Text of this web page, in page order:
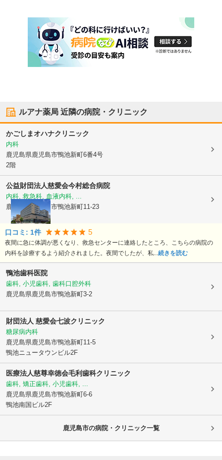
ルアナ薬局 近隣の病院・クリニック
かごしまオハナクリニック
内科
鹿児島県鹿児島市鴨池新町6番4号
2階
公益財団法人慈愛会今村総合病院
内科, 救急科, 血液内科, ...
鹿児島県鹿児島市鴨池新町11-23
口コミ: 1件 5
夜間に急に体調が悪くなり、救急センターに連絡したところ、こちらの病院の
内科を診療するよう紹介されました。夜間でしたが、私...続きを読む
鴨池歯科医院
歯科, 小児歯科, 歯科口腔外科
鹿児島県鹿児島市鴨池新町3-2
財団法人 慈愛会七波クリニック
糖尿病内科
鹿児島県鹿児島市鴨池新町11-5
鴨池ニュータウンビル2F
医療法人慈尊幸徳会毛利歯科クリニック
歯科, 矯正歯科, 小児歯科, ...
鹿児島県鹿児島市鴨池新町6-6
鴨池南国ビル2F
鹿児島市の病院・クリニック一覧